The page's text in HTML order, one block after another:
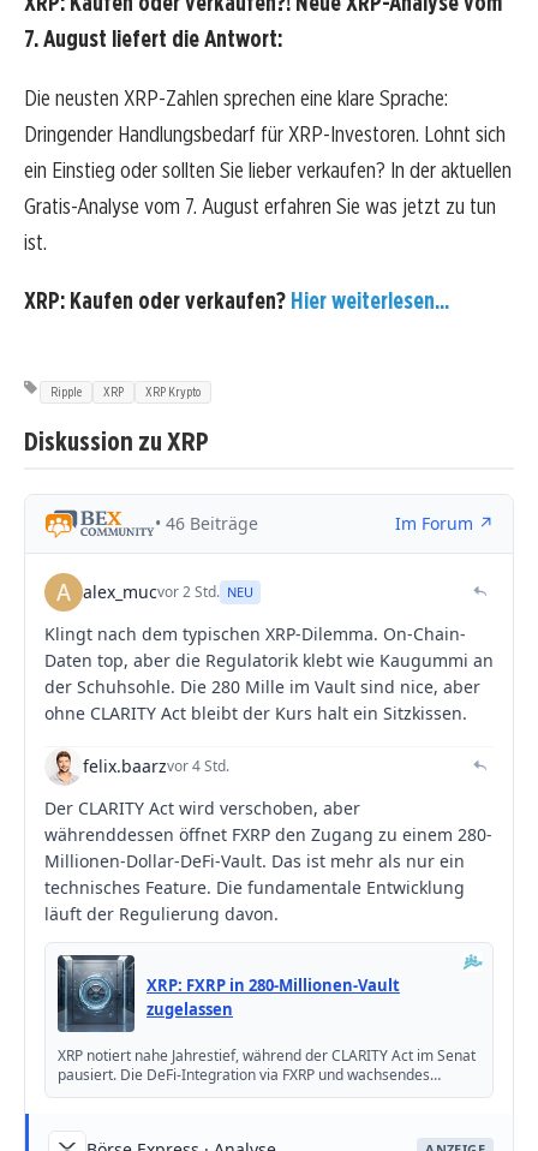
7. August liefert die Antwort:
Die neusten XRP-Zahlen sprechen eine klare Sprache:
Dringender Handlungsbedarf für XRP-Investoren. Lohnt sich
ein Einstieg oder sollten Sie lieber verkaufen? In der aktuellen
Gratis-Analyse vom 7. August erfahren Sie was jetzt zu tun
ist.
XRP: Kaufen oder verkaufen? Hier weiterlesen...
Ripple XRP XRP Krypto
Diskussion zu XRP